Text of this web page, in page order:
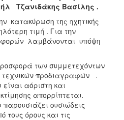
Τζανιδάκης Βασίλης .
κατακύρωση της ηχητικής
τιμή . Για την
λαμβάνονται υπόψη
των συμμετεχόντων
προδιαγραφών .
αόριστη και
απορρίπτεται.
ουσιώδεις
τους όρους και τις